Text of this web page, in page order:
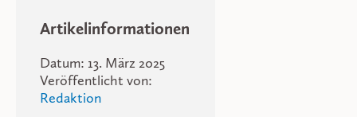
Artikelinformationen
Datum: 13. März 2025
Veröffentlicht von:
Redaktion